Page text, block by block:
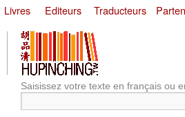
Livres Editeurs Traducteurs
Saisissez votre texte en français ou